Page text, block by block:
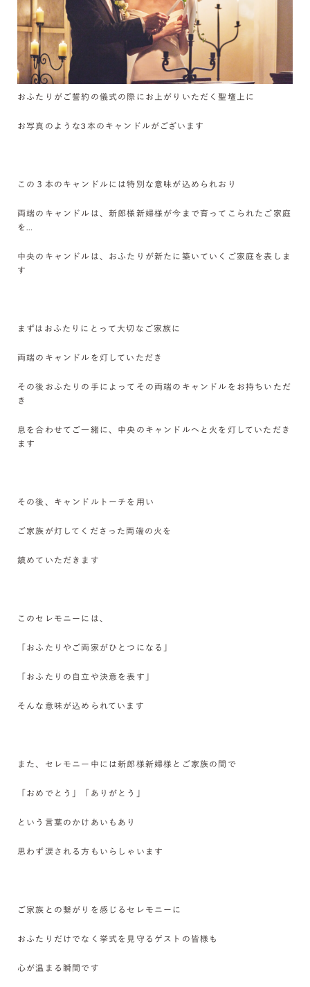
おふたりがご誓約の儀式の際にお上がりいただく聖壇上に
お写真のような3本のキャンドルがございます
この３本のキャンドルには特別な意味が込められおり
両端のキャンドルは、新郎様新婦様が今まで育ってこられたご家庭
を…
中央のキャンドルは、おふたりが新たに築いていくご家庭を表しま
す
まずはおふたりにとって大切なご家族に
両端のキャンドルを灯していただき
その後おふたりの手によってその両端のキャンドルをお持ちいただ
き
息を合わせてご一緒に、中央のキャンドルへと火を灯していただき
ます
その後、キャンドルトーチを用い
ご家族が灯してくださった両端の火を
鎮めていただきます
このセレモニーには、
「おふたりやご両家がひとつになる」
「おふたりの自立や決意を表す」
そんな意味が込められています
また、セレモニー中には新郎様新婦様とご家族の間で
「おめでとう」「ありがとう」
という言葉のかけあいもあり
思わず涙される方もいらしゃいます
ご家族との繋がりを感じるセレモニーに
おふたりだけでなく挙式を見守るゲストの皆様も
心が温まる瞬間です